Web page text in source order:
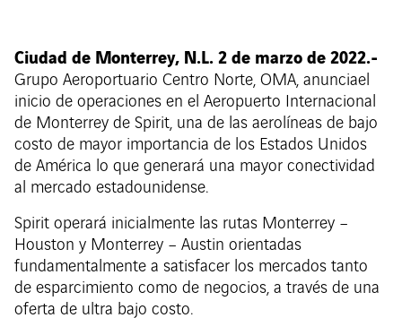
Ciudad de Monterrey, N.L. 2 de marzo de 2022.-
Grupo Aeroportuario Centro Norte, OMA, anunciael
inicio de operaciones en el Aeropuerto Internacional
de Monterrey de Spirit, una de las aerolíneas de bajo
costo de mayor importancia de los Estados Unidos
de América lo que generará una mayor conectividad
al mercado estadounidense.
Spirit operará inicialmente las rutas Monterrey –
Houston y Monterrey – Austin orientadas
fundamentalmente a satisfacer los mercados tanto
de esparcimiento como de negocios, a través de una
oferta de ultra bajo costo.